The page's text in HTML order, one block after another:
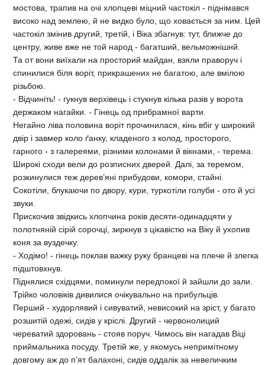
мостова, трапив на очі хлопцеві міцний частокіл - піднімався
високо над землею, й не видко було, що ховається за ним. Цей
частокіл змінив другий, третій, і Віка збагнув: тут, ближче до
центру, живе вже не той народ - багатший, вельможнішнй.
Та от вони виїхали на просторий майдан, взяли праворуч і
спинилися біля воріт, прикрашених не багатою, aлe вмілою
різьбою.
- Відчиніть! - гукнув верхівець і стукнув кілька разів у ворота
держаком нагайки. - Гінець од прибрамної варти.
Негайно ліва половина воріт прочинилася, кінь вбіг у широкий
двір і завмер коло ґанку, кладеного з колод, просторого,
гарного - з галереями, різними колонами й вікнами, - терема.
Широкі сходи вели до розписних дверей. Далі, за теремом,
розкинулися теж дерев’яні прибудови, комори, стайні.
Сокотіли, блукаючи по двору, кури, туркотіли голуби - ото й усі
звуки.
Прискочив звідкись хлопчина років десяти-одинадцяти у
полотняній сірій сорочці, зиркнув з цікавістю на Віку й ухопив
коня за вуздечку.
- Ходімо! - гінець поклав важку руку бранцеві на плече й злегка
підштовхнув.
Піднялися східцями, поминули передпокої й зайшли до зали.
Трійко чоловіків дивилися очікувально на прибульців.
Перший - худорлявий і сивуватий, невисокий на зріст, у багато
розшитій одежі, сидів у кріслі. Другий - червонолиций
череватий здоровань - стояв поруч. Чимось він нагадав Віці
приймальника посуду. Третій же, у якомусь непримітному
довгому аж до п’ят балахоні, сидів оддалік за невеличким